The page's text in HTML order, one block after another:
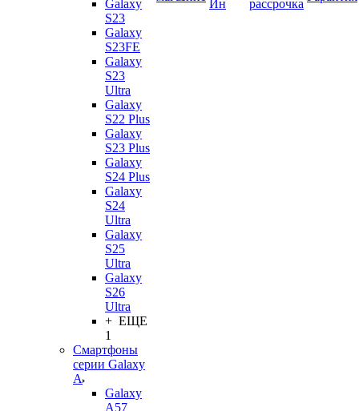
Galaxy
S23
Galaxy
S23FE
Galaxy
S23
Ultra
Galaxy
S22 Plus
Galaxy
S23 Plus
Galaxy
S24 Plus
Galaxy
S24
Ultra
Galaxy
S25
Ultra
Galaxy
S26
Ultra
+ ЕЩЕ
1
Смартфоны
серии Galaxy
A
Galaxy
A57
Ин
рассрочка